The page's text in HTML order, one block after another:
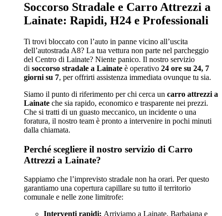
Soccorso Stradale e Carro Attrezzi a
Lainate: Rapidi, H24 e Professionali
Ti trovi bloccato con l’auto in panne vicino all’uscita
dell’autostrada A8? La tua vettura non parte nel parcheggio
del Centro di Lainate? Niente panico. Il nostro servizio
di soccorso stradale a Lainate è operativo 24 ore su 24, 7
giorni su 7, per offrirti assistenza immediata ovunque tu sia.
Siamo il punto di riferimento per chi cerca un carro attrezzi a
Lainate che sia rapido, economico e trasparente nei prezzi.
Che si tratti di un guasto meccanico, un incidente o una
foratura, il nostro team è pronto a intervenire in pochi minuti
dalla chiamata.
Perché scegliere il nostro servizio di Carro
Attrezzi a Lainate?
Sappiamo che l’imprevisto stradale non ha orari. Per questo
garantiamo una copertura capillare su tutto il territorio
comunale e nelle zone limitrofe:
Interventi rapidi: Arriviamo a Lainate, Barbaiana e